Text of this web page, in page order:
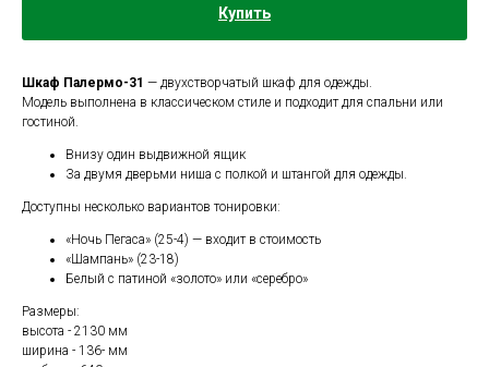
Купить
Шкаф Палермо-31 — двухстворчатый шкаф для одежды.
Модель выполнена в классическом стиле и подходит для спальни или
гостиной.
Внизу один выдвижной ящик
За двумя дверьми ниша с полкой и штангой для одежды.
Доступны несколько вариантов тонировки:
«Ночь Пегаса» (25-4) — входит в стоимость
«Шампань» (23-18)
Белый с патиной «золото» или «серебро»
Размеры:
высота - 2130 мм
ширина - 136- мм